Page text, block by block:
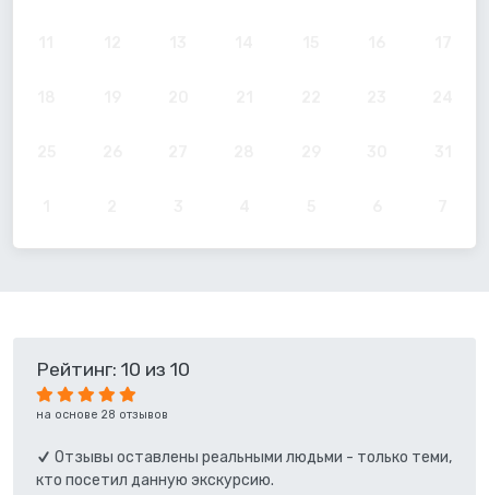
Рейтинг: 10 из 10
на основе 28 отзывов
Отзывы оставлены реальными людьми - только теми,
кто посетил данную экскурсию.